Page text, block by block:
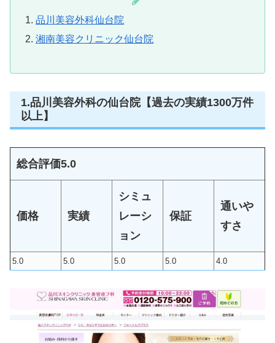
品川美容外科仙台院
湘南美容クリニック仙台院
1.品川美容外科の仙台院【過去の実績1300万件
以上】
総合評価5.0
価格 実績
シミュ
レーシ
ョン
保証
通いや
すさ
5.0 5.0 5.0 5.0 4.0